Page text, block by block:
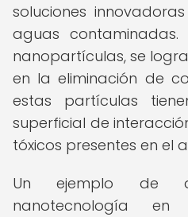
soluciones
aguas
nanopartículas, se
en la eliminación de
estas partículas
superficial de
tóxicos presentes en el
Un ejemplo de
nanotecnología en